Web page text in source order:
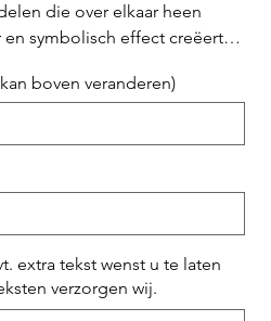
die over elkaar heen
symbolisch effect creëert.
waardoor het
en betekenisvolle
is de J5 2 verkrijgbaar met 3
de mogelijkheden voor
vergroot. Zo kan er gekozen
banden met siersteentjes
banden met een hele
de mogelijkheid om het
boven veranderen)
extra tekst wenst u te laten
verzorgen wij.